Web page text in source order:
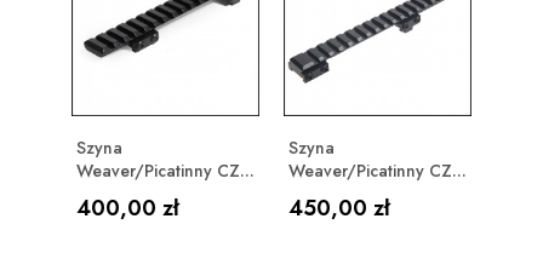
Szyna
Weaver/Picatinny CZ...
Cena
400,00 zł
Szyna
Weaver/Picatinny CZ...
Cena
450,00 zł